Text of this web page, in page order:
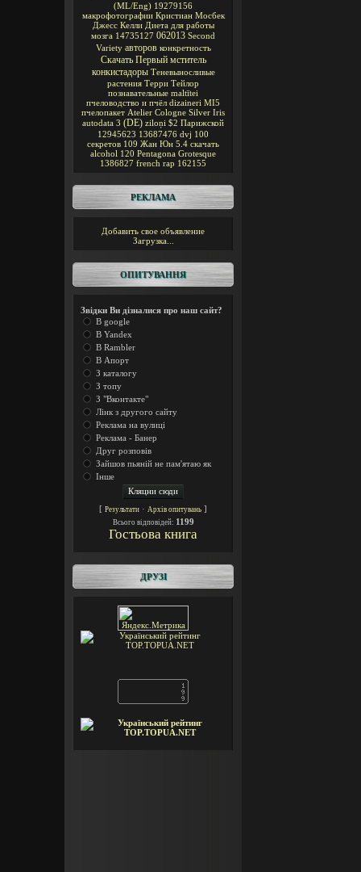
(ML/Eng) 19279156
макрофотографии Кристиан Мосбек
Джесс Келли Диета для работы
мозга 14735127 062013 Second
Variety авторов конкретность
Скачать Первый мститель
конкистадоры Теневыносливые
растения Терри Тейлор
познавательные maltītei
пчеловодство и пчёл dizaineri MI5
пчелопакет Atelier Cologne Silver Iris
autodata 3 (DE) ziloņi $2 Парижской
12945623 13687476 dvj 100
секретов 109 Жан Юн 5.4 скачать
alcohol 120 Pentagona Grotesque
1386827 french rap 162155
РЕКЛАМА
Добавить свое объявление
Загрузка...
ОПИТУВАННЯ
Звідки Ви дізналися про наш сайт?
В google
В Yandex
В Rambler
В Апорт
З каталогу
З топу
З "Вконтакте"
Лінк з другого сайту
Реклама на вулиці
Реклама - Банер
Друг розповів
Зайшов пьяній не пам'ятаю як
Інше
[ Результати · Архів опитувань ]
Всього відповідей: 1199
Гостьова книга
ДРУЗІ